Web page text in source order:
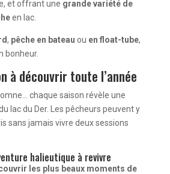
et offrant une grande variété de
en lac.
, pêche en bateau ou en float-tube,
bonheur.
à découvrir toute l’année
chaque saison révèle une
lac du Der. Les pêcheurs peuvent y
sans jamais vivre deux sessions
halieutique à revivre
les plus beaux moments de